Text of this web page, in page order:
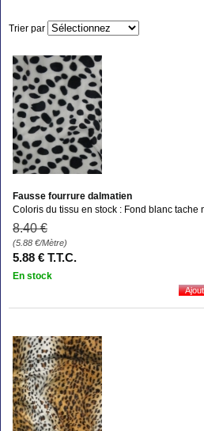
Trier par
Fausse fourrure dalmatien
Coloris du tissu en stock : Fond blanc tache
8.40 €
(5.88 €/Mètre)
5.88 € T.T.C.
En stock